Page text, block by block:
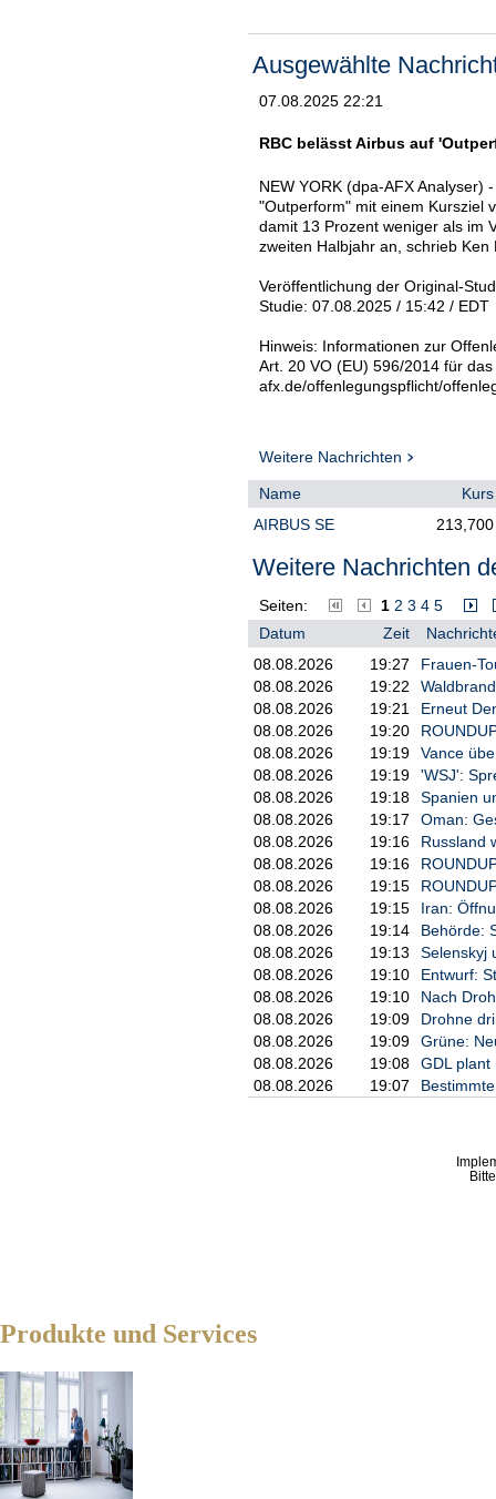
Ausgewählte
07.08.2025 22:21
RBC belässt Airbus auf
NEW YORK (dpa-AFX Analyser)
"Outperform" mit einem Kursziel
damit 13 Prozent weniger als im
zweiten Halbjahr an, schrieb
Veröffentlichung der Original-
Studie: 07.08.2025 / 15:42 / EDT
Hinweis: Informationen zur
Art. 20 VO (EU) 596/2014 für
afx.de/offenlegungspflicht/
Weitere Nachrichten
Name
Kurs
AIRBUS SE
213,700
Weitere Nachrichten
Seiten: 1 2 3 4 5
Datum
Zeit
08.08.2026
19:27
Frauen-
08.08.2026
19:22
08.08.2026
19:21
Erneut
08.08.2026
19:20
08.08.2026
19:19
Vance
08.08.2026
19:19
'WSJ':
08.08.2026
19:18
Spanien
08.08.2026
19:17
Oman:
08.08.2026
19:16
Russland
08.08.2026
19:16
08.08.2026
19:15
08.08.2026
19:15
Iran:
08.08.2026
19:14
Behörde:
08.08.2026
19:13
Selenskyj
08.08.2026
19:10
Entwurf:
08.08.2026
19:10
Nach
08.08.2026
19:09
Drohne
08.08.2026
19:09
Grüne:
08.08.2026
19:08
GDL plant
08.08.2026
19:07
Produkte und Services